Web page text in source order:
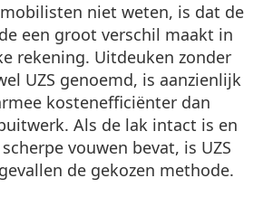
niet weten, is dat de
een groot verschil maakt in
rekening. Uitdeuken zonder
UZS genoemd, is aanzienlijk
kostenefficiënter dan
Als de lak intact is en
vouwen bevat, is UZS
de gekozen methode.